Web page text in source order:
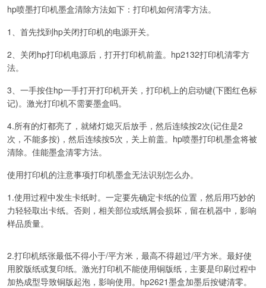
hp喷墨打印机墨盒清除方法如下：打印机如何清零方法。
1、首先找到hp关闭打印机的电源开关。
2、关闭hp打印机电源后，打开打印机前盖。hp2132打印机清零方
法。
3、一手按住hp一手打开打印机开关，打印机上的启动键(下图红色标
记)。激光打印机不需要墨盒吗。
4.所有的灯都亮了，就绪灯熄灭后放手，然后连续按2次(记住是2
次，不能多按)，然后连续按5次，关上前盖。hp喷墨打印机墨盒将被
清除。佳能墨盒清零方法。
使用打印机的注意事项打印机墨盒无法识别怎么办。
1.使用过程中发生卡纸时。一定要先确定卡纸的位置，然后用巧妙的
力轻轻取出卡纸。否则，相关部位或纸屑会损坏，留在机器中，影响
样品质量。
2.打印机纸张最低不得小于/平方米，最高不得超过/平方米。最好使
用胶版纸或复印纸。激光打印机不能使用铜版纸，主要是印刷过程中
加热成型导致铜版起泡，影响使用。hp2621墨盒加墨后按键清零。